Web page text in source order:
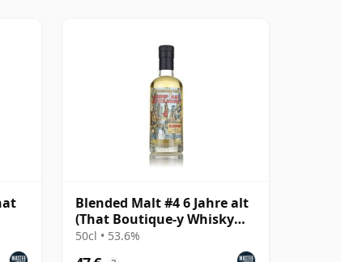
Blended Malt #4 6 Jahre alt
(That Boutique-y Whisky
Company)
50cl • 53.6%